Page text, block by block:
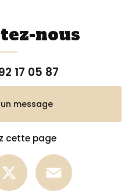
nous
17 05 87
message
cette page